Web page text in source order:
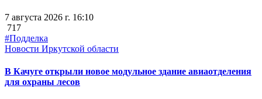
7 августа 2026 г. 16:10
717
#Подделка
Новости Иркутской области
В Качуге открыли новое модульное здание авиаотделения
для охраны лесов